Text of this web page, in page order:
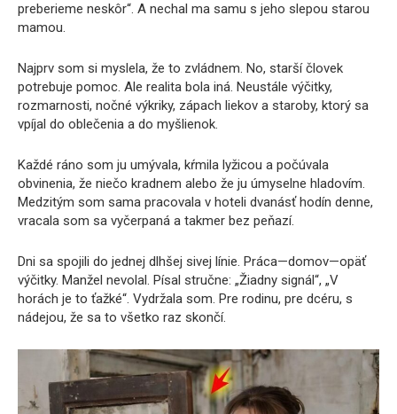
preberieme neskôr“. A nechal ma samu s jeho slepou starou
mamou.
Najprv som si myslela, že to zvládnem. No, starší človek
potrebuje pomoc. Ale realita bola iná. Neustále výčitky,
rozmarnosti, nočné výkriky, zápach liekov a staroby, ktorý sa
vpíjal do oblečenia a do myšlienok.
Každé ráno som ju umývala, kŕmila lyžicou a počúvala
obvinenia, že niečo kradnem alebo že ju úmyselne hladovím.
Medzitým som sama pracovala v hoteli dvanásť hodín denne,
vracala som sa vyčerpaná a takmer bez peňazí.
Dni sa spojili do jednej dlhšej sivej línie. Práca—domov—opäť
výčitky. Manžel nevolal. Písal stručne: „Žiadny signál“, „V
horách je to ťažké“. Vydržala som. Pre rodinu, pre dcéru, s
nádejou, že sa to všetko raz skončí.